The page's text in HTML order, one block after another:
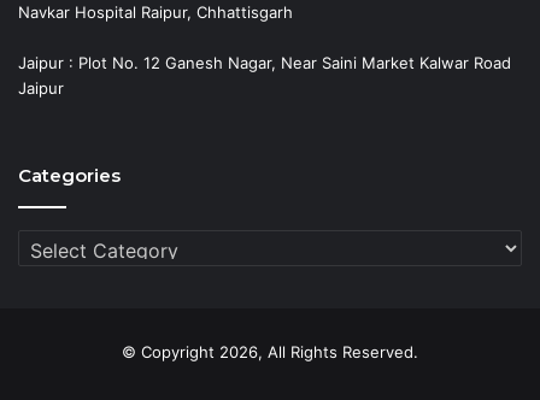
Navkar Hospital Raipur, Chhattisgarh
Jaipur : Plot No. 12 Ganesh Nagar, Near Saini Market Kalwar Road
Jaipur
Categories
Categories
© Copyright 2026, All Rights Reserved.